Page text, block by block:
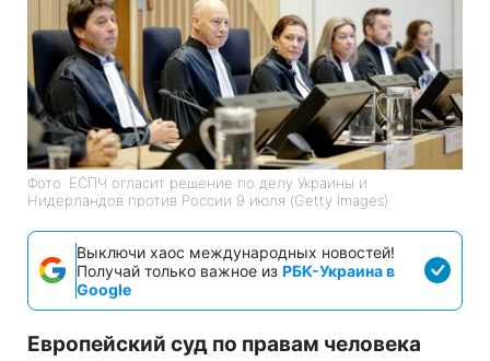
Фото: ЕСПЧ огласит решение по делу Украины и
Нидерландов против России 9 июля (Getty Images)
Выключи хаос международных новостей!
Получай только важное из РБК-Украина в
Google
Европейский суд по правам человека